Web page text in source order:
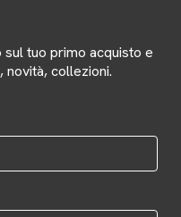
tuo primo acquisto e
collezioni.